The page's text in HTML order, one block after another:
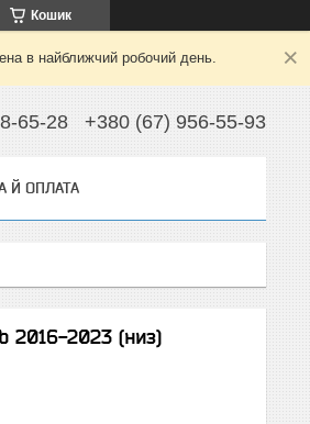
Кошик
в найближчий робочий день.
65-28 +380 (67) 956-55-93
Й ОПЛАТА
2016-2023 (низ)